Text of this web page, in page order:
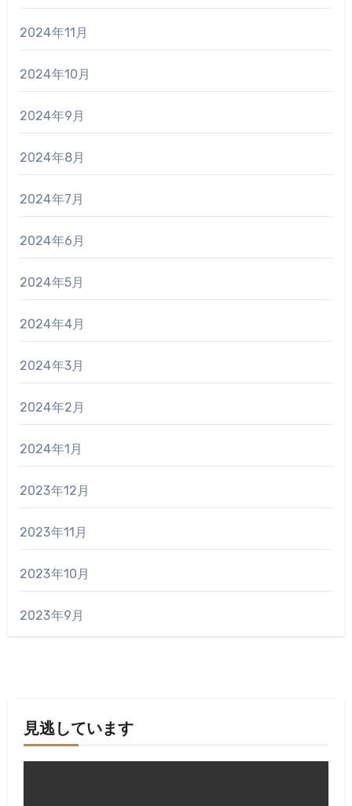
2024年11月
2024年10月
2024年9月
2024年8月
2024年7月
2024年6月
2024年5月
2024年4月
2024年3月
2024年2月
2024年1月
2023年12月
2023年11月
2023年10月
2023年9月
見逃しています